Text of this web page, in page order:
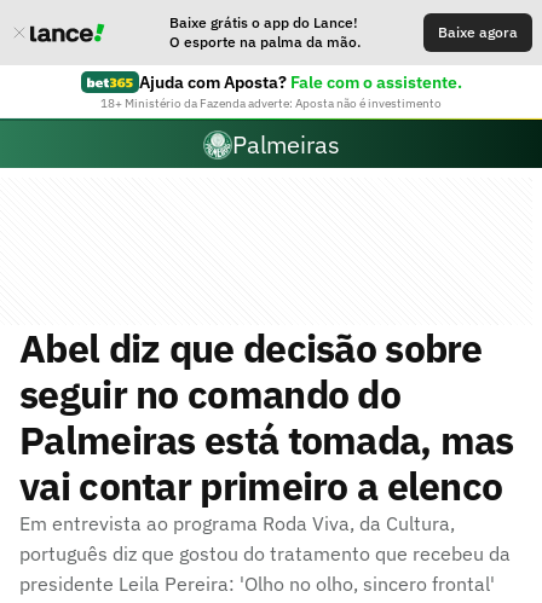
Baixe grátis o app do Lance!
O esporte na palma da mão.
Baixe agora
Ajuda com Aposta? Fale com o assistente.
18+ Ministério da Fazenda adverte: Aposta não é investimento
Palmeiras
Abel diz que decisão sobre
seguir no comando do
Palmeiras está tomada, mas
vai contar primeiro a elenco
Em entrevista ao programa Roda Viva, da Cultura,
português diz que gostou do tratamento que recebeu da
presidente Leila Pereira: 'Olho no olho, sincero frontal'